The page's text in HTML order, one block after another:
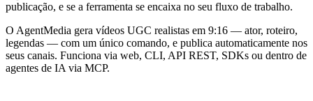
publicação, e se a ferramenta se encaixa no seu fluxo de trabalho.
O AgentMedia gera vídeos UGC realistas em 9:16 — ator, roteiro,
legendas — com um único comando, e publica automaticamente nos
seus canais. Funciona via web, CLI, API REST, SDKs ou dentro de
agentes de IA via MCP.